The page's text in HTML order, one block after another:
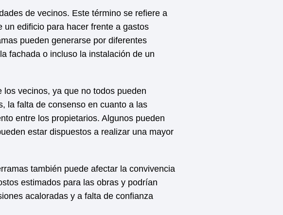
de vecinos. Este término se refiere a
un edificio para hacer frente a gastos
pueden generarse por diferentes
fachada o incluso la instalación de un
vecinos, ya que no todos pueden
la falta de consenso en cuanto a las
entre los propietarios. Algunos pueden
estar dispuestos a realizar una mayor
también puede afectar la convivencia
estimados para las obras y podrían
acaloradas y a falta de confianza